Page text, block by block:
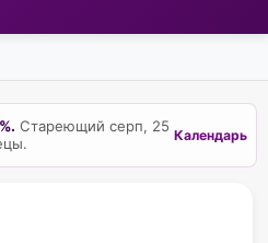
Стареющий серп, 25
Календарь